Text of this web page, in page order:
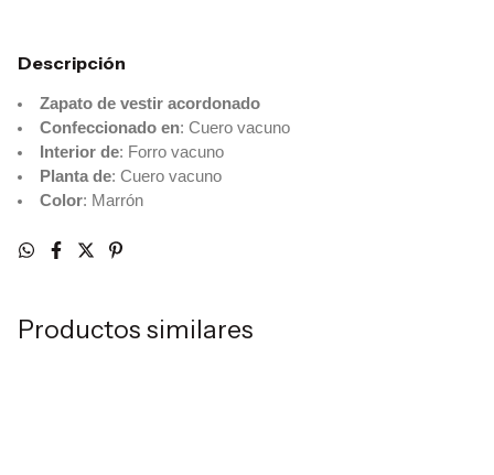
Descripción
Zapato de vestir acordonado
Confeccionado en: Cuero vacuno
Interior de: Forro vacuno
Planta de: Cuero vacuno
Color: Marrón
Productos similares